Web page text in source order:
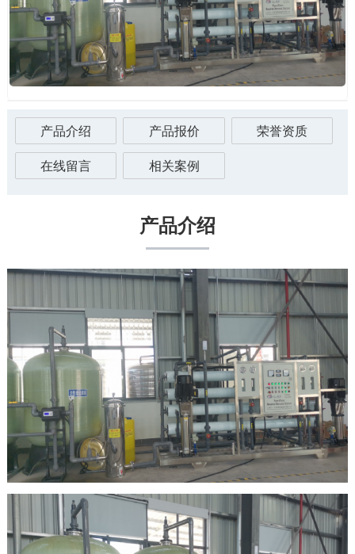
产品介绍 产品报价
荣誉资质
在线留言
相关案例
产品介绍